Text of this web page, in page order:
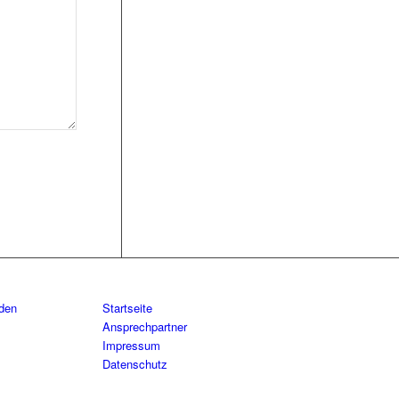
Startseite
Ansprechpartner
Impressum
Datenschutz